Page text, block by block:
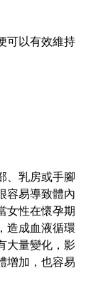
可以有效維持
、乳房或手腳
容易導致體內
女性在懷孕期
造成血液循環
大量變化，影
增加，也容易